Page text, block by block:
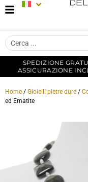
SPEDIZIONE
ASSICURAZIONE
Home / Gioielli pietre dure /
ed Ematite